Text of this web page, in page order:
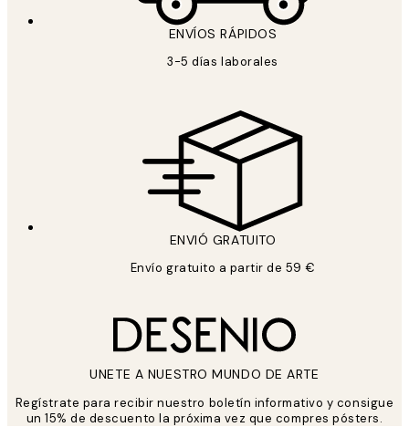
ENVÍOS RÁPIDOS
3-5 días laborales
ENVIÓ GRATUITO
Envío gratuito a partir de 59 €
UNETE A NUESTRO MUNDO DE ARTE
Regístrate para recibir nuestro boletín informativo y consigue
un 15% de descuento la próxima vez que compres pósters.